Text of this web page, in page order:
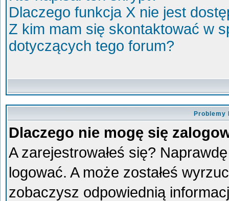
Dlaczego funkcja X nie jest
Z kim mam się skontaktować w
dotyczących tego forum?
Problemy
Dlaczego nie mogę się
A zarejestrowałeś się?
logować. A może zostałeś
zobaczysz odpowiednią